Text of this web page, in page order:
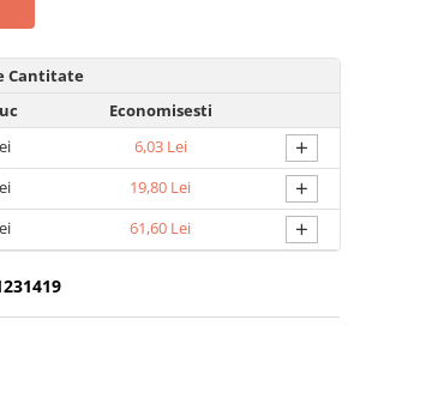
Cantitate
Economisesti
6,03 Lei +
19,80 Lei +
61,60 Lei +